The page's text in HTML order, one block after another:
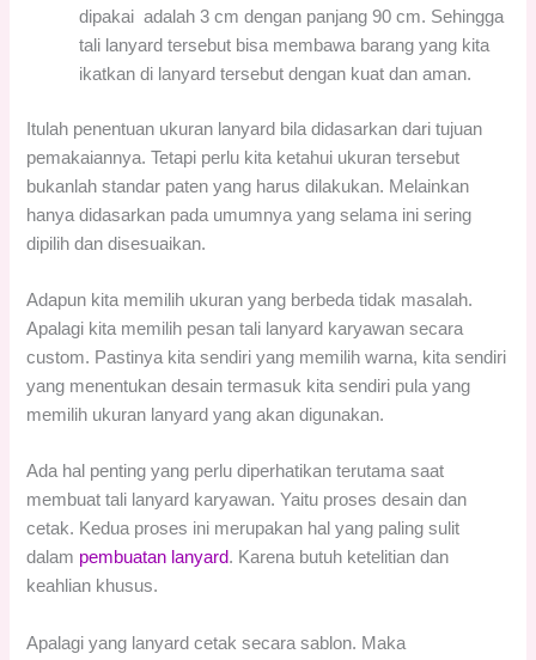
dipakai adalah 3 cm dengan panjang 90 cm. Sehingga
tali lanyard tersebut bisa membawa barang yang kita
ikatkan di lanyard tersebut dengan kuat dan aman.
Itulah penentuan ukuran lanyard bila didasarkan dari tujuan
pemakaiannya. Tetapi perlu kita ketahui ukuran tersebut
bukanlah standar paten yang harus dilakukan. Melainkan
hanya didasarkan pada umumnya yang selama ini sering
dipilih dan disesuaikan.
Adapun kita memilih ukuran yang berbeda tidak masalah.
Apalagi kita memilih pesan tali lanyard karyawan secara
custom. Pastinya kita sendiri yang memilih warna, kita sendiri
yang menentukan desain termasuk kita sendiri pula yang
memilih ukuran lanyard yang akan digunakan.
Ada hal penting yang perlu diperhatikan terutama saat
membuat tali lanyard karyawan. Yaitu proses desain dan
cetak. Kedua proses ini merupakan hal yang paling sulit
dalam pembuatan lanyard. Karena butuh ketelitian dan
keahlian khusus.
Apalagi yang lanyard cetak secara sablon. Maka